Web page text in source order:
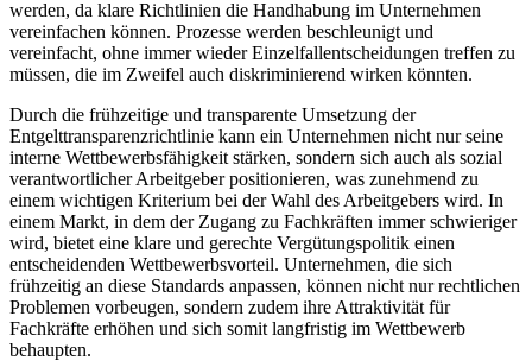
werden, da klare Richtlinien die Handhabung im Unternehmen
vereinfachen können. Prozesse werden beschleunigt und
vereinfacht, ohne immer wieder Einzelfallentscheidungen treffen zu
müssen, die im Zweifel auch diskriminierend wirken könnten.
Durch die frühzeitige und transparente Umsetzung der
Entgelttransparenzrichtlinie kann ein Unternehmen nicht nur seine
interne Wettbewerbsfähigkeit stärken, sondern sich auch als sozial
verantwortlicher Arbeitgeber positionieren, was zunehmend zu
einem wichtigen Kriterium bei der Wahl des Arbeitgebers wird. In
einem Markt, in dem der Zugang zu Fachkräften immer schwieriger
wird, bietet eine klare und gerechte Vergütungspolitik einen
entscheidenden Wettbewerbsvorteil. Unternehmen, die sich
frühzeitig an diese Standards anpassen, können nicht nur rechtlichen
Problemen vorbeugen, sondern zudem ihre Attraktivität für
Fachkräfte erhöhen und sich somit langfristig im Wettbewerb
behaupten.